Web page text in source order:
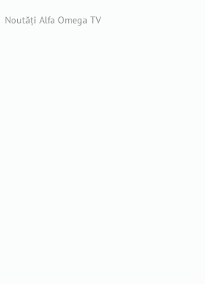
Noutăți Alfa Omega TV